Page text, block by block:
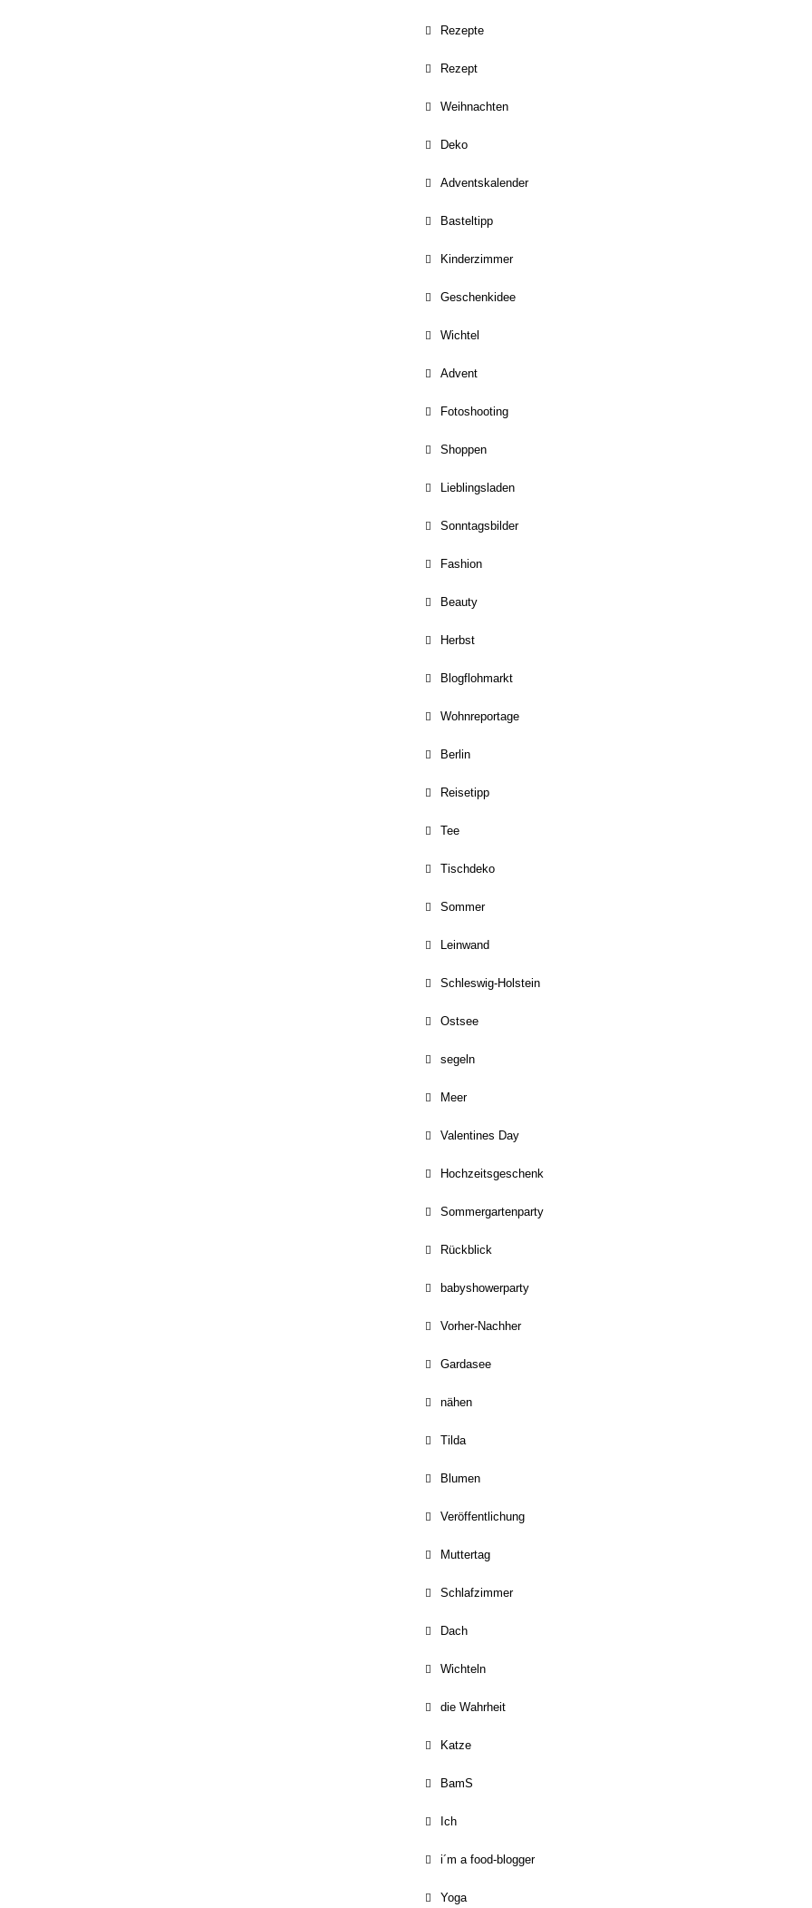
Rezepte
Rezept
Weihnachten
Deko
Adventskalender
Basteltipp
Kinderzimmer
Geschenkidee
Wichtel
Advent
Fotoshooting
Shoppen
Lieblingsladen
Sonntagsbilder
Fashion
Beauty
Herbst
Blogflohmarkt
Wohnreportage
Berlin
Reisetipp
Tee
Tischdeko
Sommer
Leinwand
Schleswig-Holstein
Ostsee
segeln
Meer
Valentines Day
Hochzeitsgeschenk
Sommergartenparty
Rückblick
babyshowerparty
Vorher-Nachher
Gardasee
nähen
Tilda
Blumen
Veröffentlichung
Muttertag
Schlafzimmer
Dach
Wichteln
die Wahrheit
Katze
BamS
Ich
i´m a food-blogger
Yoga